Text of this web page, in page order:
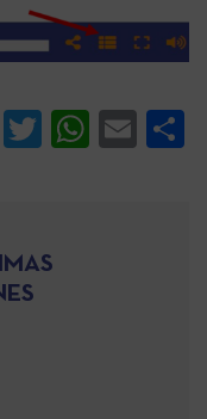
Facebook
Twitter